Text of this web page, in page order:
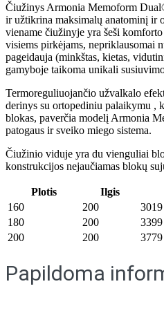
Čiužinys Armonia Memoform
ir užtikrina maksimalų anatominį ir
viename čiužinyje yra šeši
visiems pirkėjams, nepriklausomai
pageidauja (minkštas, kietas,
gamyboje taikoma unikali
Termoreguliuojančio užvalkalo
derinys su ortopediniu palaikymu ,
blokas, paverčia modelį Armonia
patogaus ir sveiko miego sistema.
Čiužinio viduje yra du vienguliai
konstrukcijos nejaučiamas blokų
Plotis Ilgis
160
200
3019
180
200
3399
200
200 3779
Papildoma